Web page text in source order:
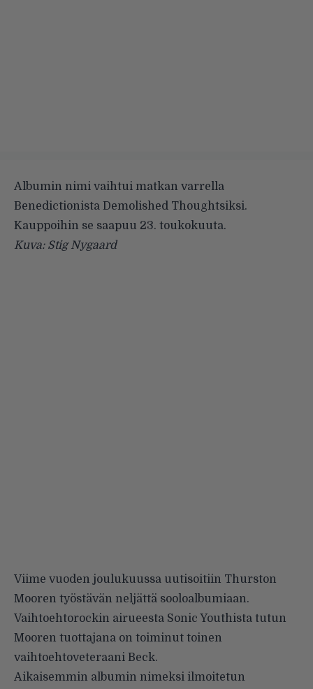
Albumin nimi vaihtui matkan varrella
Benedictionista Demolished Thoughtsiksi.
Kauppoihin se saapuu 23. toukokuuta.
Kuva: Stig Nygaard
Viime vuoden joulukuussa uutisoitiin Thurston
Mooren työstävän neljättä sooloalbumiaan.
Vaihtoehtorockin airueesta Sonic Youthista tutun
Mooren tuottajana on toiminut toinen
vaihtoehtoveteraani Beck.
Aikaisemmin albumin nimeksi ilmoitetun